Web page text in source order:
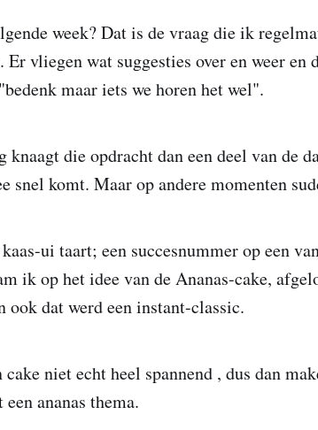
week? Dat is de vraag die ik
Er vliegen wat suggesties over en weer en
maar iets we horen het wel".
knaagt die opdracht dan een deel van de
snel komt. Maar op andere momenten
ui taart; een succesnummer op een
ik op het idee van de Ananas-cake,
ook dat werd een instant-classic.
niet echt heel spannend , dus dan
ananas thema.